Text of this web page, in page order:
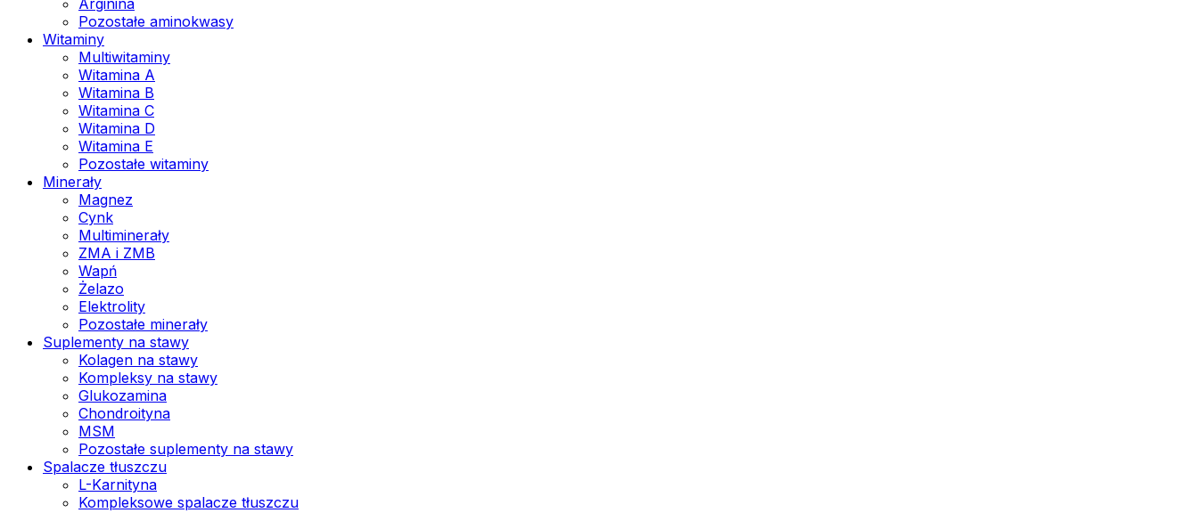
Pozostałe aminokwasy
Witaminy
Multiwitaminy
Witamina A
Witamina B
Witamina C
Witamina D
Witamina E
Pozostałe witaminy
Minerały
Magnez
Cynk
Multiminerały
ZMA i ZMB
Wapń
Żelazo
Elektrolity
Pozostałe minerały
Suplementy na stawy
Kolagen na stawy
Kompleksy na stawy
Glukozamina
Chondroityna
MSM
Pozostałe suplementy na stawy
Spalacze tłuszczu
L-Karnityna
Kompleksowe spalacze tłuszczu